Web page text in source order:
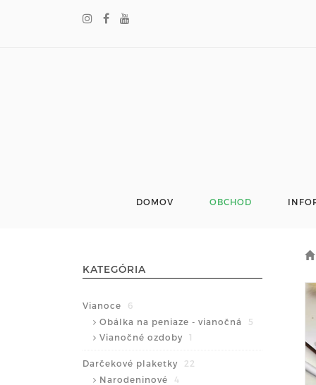
DOMOV OBCHOD
KATEGÓRIA
Vianoce
6
Obálka na peniaze - vianočná
5
Vianočné ozdoby
1
Darčekové plaketky
22
Narodeninové
4